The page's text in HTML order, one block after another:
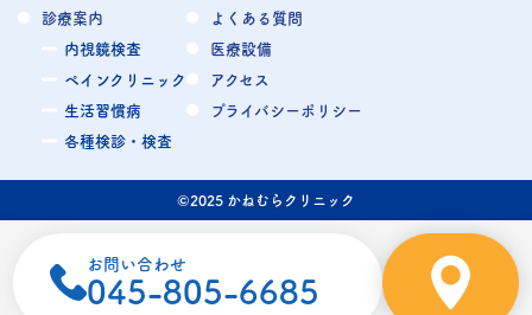
お問い合わせ
045-805-6685
診療案内
内視鏡検査
ペインクリニック
生活習慣病
各種検診・検査
よくある質問
医療設備
アクセス
プライバシーポリシー
©2025 かねむらクリニック